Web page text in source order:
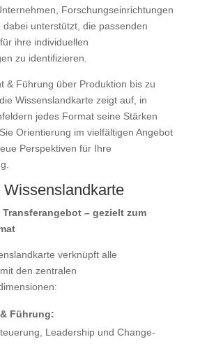
Forschungseinrichtungen
dabei unterstützt, die passenden
ihre individuellen
zu identifizieren.
& Führung über Produktion bis zu
Wissenslandkarte zeigt auf, in
jedes Format seine Stärken
Orientierung im vielfältigen Angebot
Perspektiven für Ihre
– gezielt zum
verknüpft alle
den zentralen
Führung:
Leadership und Change-